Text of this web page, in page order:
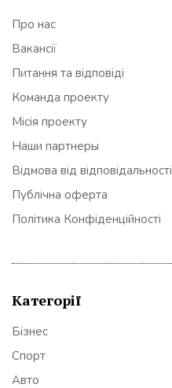
Про нас
Вакансії
Питання та відповіді
Команда проекту
Місія проекту
Наши партнеры
Відмова від відповідальності
Публічна оферта
Політика Конфіденційності
Категорії
Бізнес
Спорт
Авто